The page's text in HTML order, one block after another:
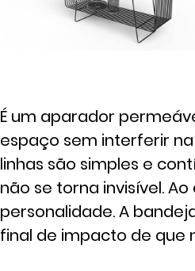
É um aparador
espaço sem interferir na
linhas são simples e
não se torna invisível.
personalidade. A
final de impacto de que